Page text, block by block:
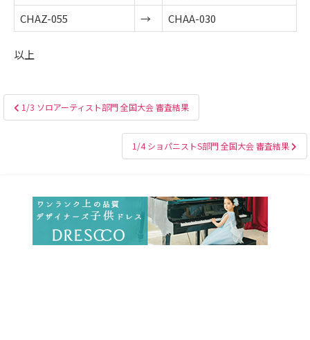
CHAZ-055
→ CHAA-030
以上
投
稿
1/3 ソロアーティスト部門 全国大会 審査結果
1/4 ショパニストS部門 全国大会 審査結果